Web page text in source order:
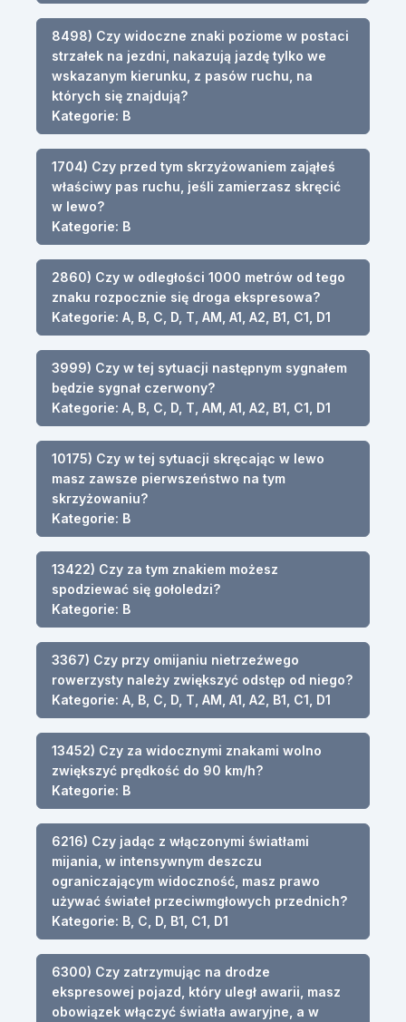
8498) Czy widoczne znaki poziome w postaci
strzałek na jezdni, nakazują jazdę tylko we
wskazanym kierunku, z pasów ruchu, na
których się znajdują?
Kategorie: B
1704) Czy przed tym skrzyżowaniem zająłeś
właściwy pas ruchu, jeśli zamierzasz skręcić
w lewo?
Kategorie: B
2860) Czy w odległości 1000 metrów od tego
znaku rozpocznie się droga ekspresowa?
Kategorie: A, B, C, D, T, AM, A1, A2, B1, C1, D1
3999) Czy w tej sytuacji następnym sygnałem
będzie sygnał czerwony?
Kategorie: A, B, C, D, T, AM, A1, A2, B1, C1, D1
10175) Czy w tej sytuacji skręcając w lewo
masz zawsze pierwszeństwo na tym
skrzyżowaniu?
Kategorie: B
13422) Czy za tym znakiem możesz
spodziewać się gołoledzi?
Kategorie: B
3367) Czy przy omijaniu nietrzeźwego
rowerzysty należy zwiększyć odstęp od niego?
Kategorie: A, B, C, D, T, AM, A1, A2, B1, C1, D1
13452) Czy za widocznymi znakami wolno
zwiększyć prędkość do 90 km/h?
Kategorie: B
6216) Czy jadąc z włączonymi światłami
mijania, w intensywnym deszczu
ograniczającym widoczność, masz prawo
używać świateł przeciwmgłowych przednich?
Kategorie: B, C, D, B1, C1, D1
6300) Czy zatrzymując na drodze
ekspresowej pojazd, który uległ awarii, masz
obowiązek włączyć światła awaryjne, a w